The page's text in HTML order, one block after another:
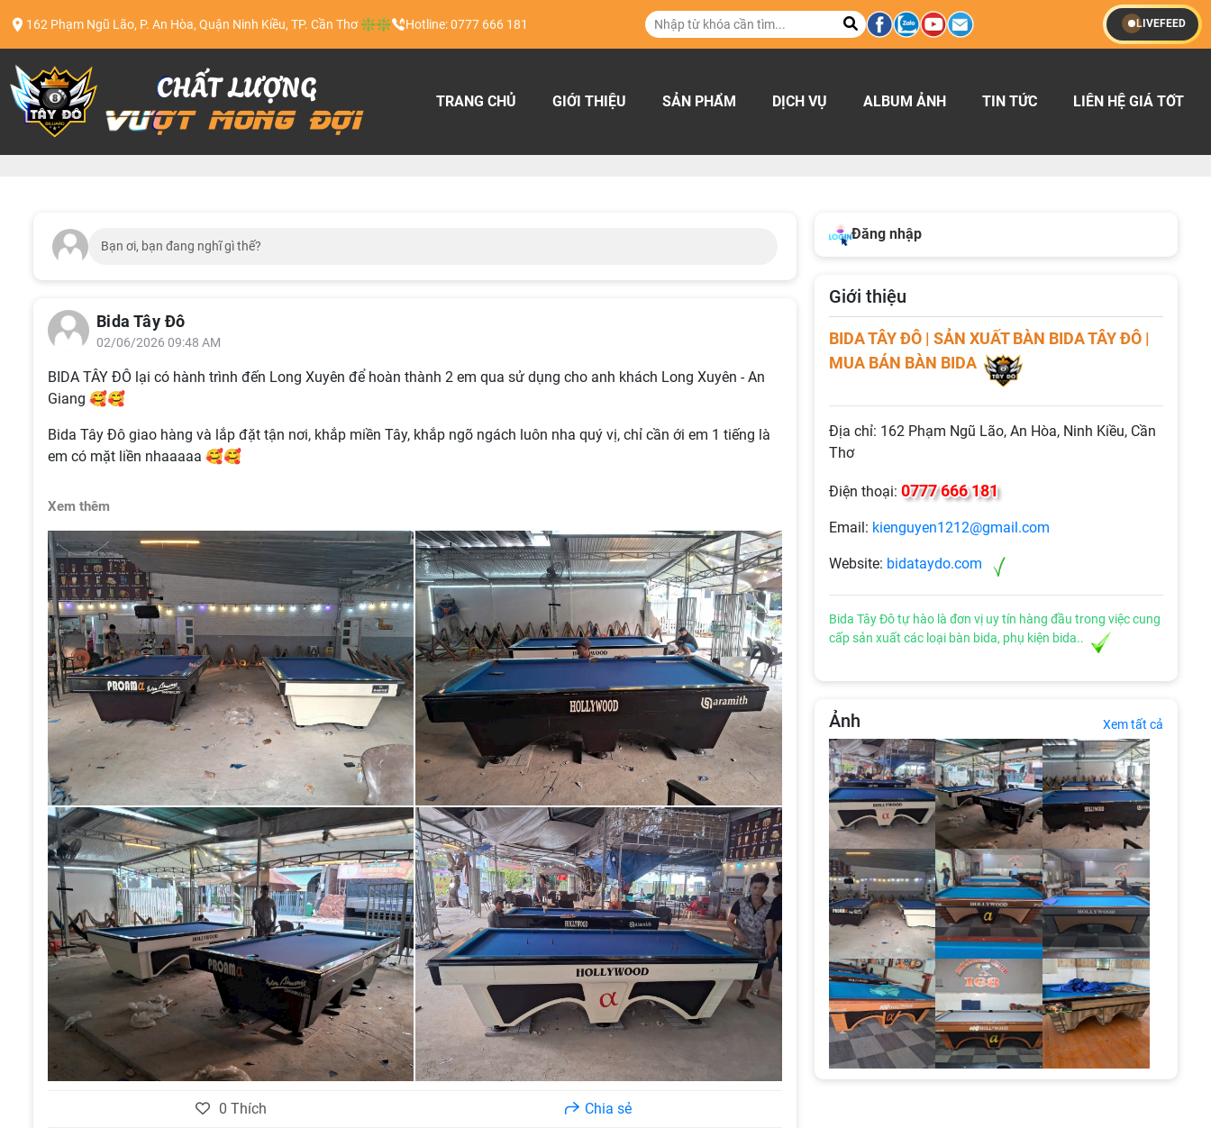
162 Phạm Ngũ Lão, P. An Hòa, Quận Ninh Kiều, TP. Cần Thơ ❇️❇️ Hotline: 0777 666 181 LIVEFEED
TRANG CHỦ GIỚI THIỆU SẢN PHẨM DỊCH VỤ ALBUM ẢNH TIN TỨC LIÊN HỆ GIÁ TỐT
Bạn ơi, bạn đang nghĩ gì thế?
Bida Tây Đô
02/06/2026 09:48 AM
BIDA TÂY ĐÔ lại có hành trình đến Long Xuyên để hoàn thành 2 em qua sử dụng cho anh khách Long Xuyên - An
Giang 🥰🥰
Bida Tây Đô giao hàng và lắp đặt tận nơi, khắp miền Tây, khắp ngõ ngách luôn nha quý vị, chỉ cần ới em 1 tiếng là
em có mặt liền nhaaaaa 🥰🥰
Xem thêm
0 Thích Chia sẻ
Đăng nhập
Giới thiệu
BIDA TÂY ĐÔ | SẢN XUẤT BÀN BIDA TÂY ĐÔ |
MUA BÁN BÀN BIDA
Địa chỉ: 162 Phạm Ngũ Lão, An Hòa, Ninh Kiều, Cần
Thơ
Điện thoại: 0777 666 181
Email: kienguyen1212@gmail.com
Website: bidataydo.com
Bida Tây Đô tự hào là đơn vị uy tín hàng đầu trong việc cung
cấp sản xuất các loại bàn bida, phụ kiện bida..
Ảnh Xem tất cả